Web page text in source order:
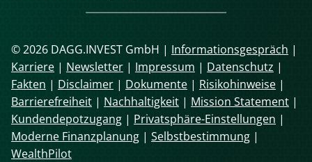
© 2026 DAGG.INVEST GmbH | Informationsgespräch |
Karriere | Newsletter | Impressum | Datenschutz |
Fakten | Disclaimer | Dokumente | Risikohinweise |
Barrierefreiheit | Nachhaltigkeit | Mission Statement |
Kundendepotzugang | Privatsphäre-Einstellungen |
Moderne Finanzplanung | Selbstbestimmung |
WealthPilot